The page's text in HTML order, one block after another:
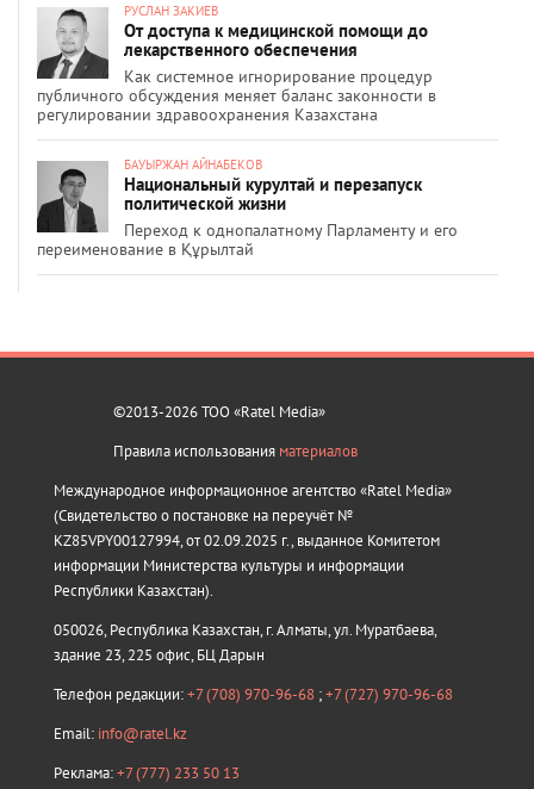
РУСЛАН ЗАКИЕВ
От доступа к медицинской помощи до
лекарственного обеспечения
Как системное игнорирование процедур
публичного обсуждения меняет баланс законности в
регулировании здравоохранения Казахстана
БАУЫРЖАН АЙНАБЕКОВ
Национальный курултай и перезапуск
политической жизни
Переход к однопалатному Парламенту и его
переименование в Құрылтай
©2013-2026 ТОО «Ratel Media»
Правила использования материалов
Международное информационное агентство «Ratel Media»
(Свидетельство о постановке на переучёт №
KZ85VPY00127994, от 02.09.2025 г., выданное Комитетом
информации Министерства культуры и информации
Республики Казахстан).
050026, Республика Казахстан, г. Алматы, ул. Муратбаева,
здание 23, 225 офис, БЦ Дарын
Телефон редакции:+7 (708) 970-96-68 ;+7 (727) 970-96-68
Email: info@ratel.kz
Реклама:+7 (777) 233 50 13